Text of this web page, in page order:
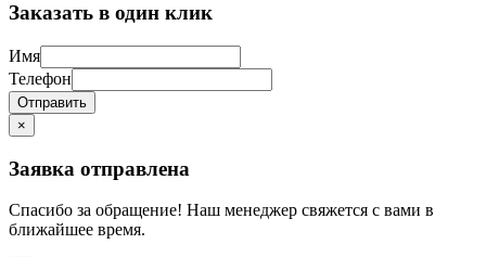
Заказать в один клик
Имя
Телефон
Отправить
×
Заявка отправлена
Спасибо за обращение! Наш менеджер свяжется с вами в
ближайшее время.